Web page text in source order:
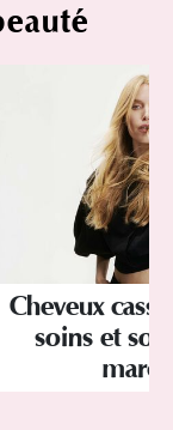
Cheveux
soins et